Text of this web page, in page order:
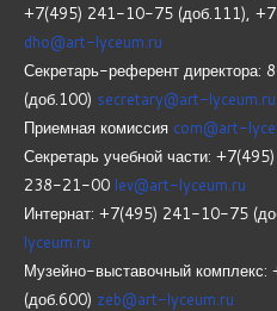
+7(495) 241-10-75 (доб.111),
dho@art-lyceum.ru
Секретарь-референт
(доб.100) secretary@art-lyceum.ru
Приемная комиссия com@art-
Секретарь учебной части:
238-21-00 lev@art-lyceum.ru
Интернат: +7(495) 241-10-75
lyceum.ru
Музейно-выставочный
(доб.600) zeb@art-lyceum.ru